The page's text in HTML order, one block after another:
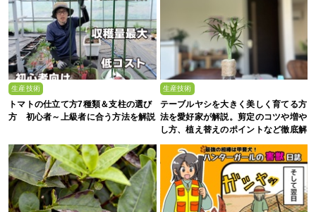
生産技術
トマトの仕立て方7種類＆支柱の選び
方 初心者～上級者に合う方法を解説
生産技術
テーブルヤシを大きく美しく育てる方
法を愛好家が解説。剪定のコツや増や
し方、植え替えのポイントなど徹底解